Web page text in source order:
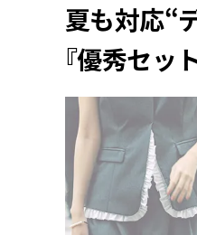
夏も対応“
『優秀セッ